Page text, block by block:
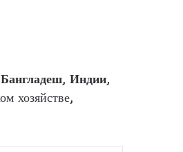
Бангладеш, Индии,
хозяйстве,